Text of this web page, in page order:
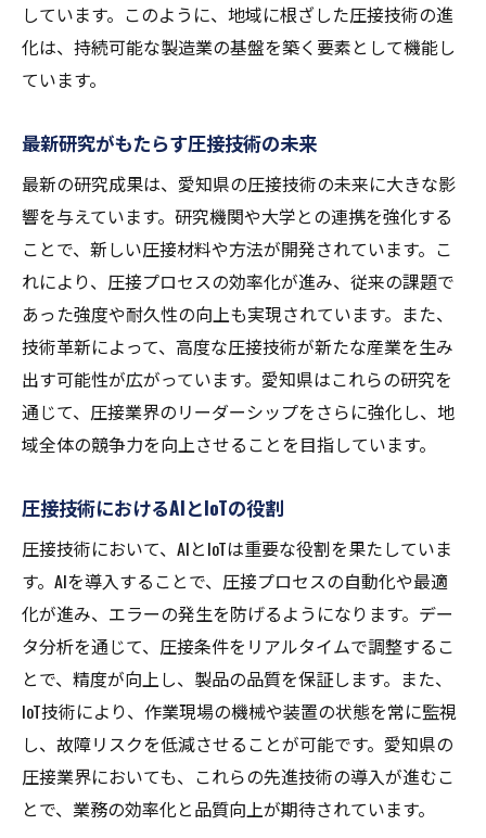
圧接技術の革新がもたらす地域産業の変化
次世代技術を取り入れた持続可能な圧接
持続可能な製造業を支える圧接の役割
圧接技術がもたらす愛知県経済への活性化効果
圧接技術による地域経済の発展可能性
産業競争力を高める圧接技術の役割
地域企業の成長を支える圧接技術
圧接を通じた新たなビジネスモデルの創出
愛知県における圧接技術の雇用創出効果
地域経済の持続的成長を促進する技術
アイズ継手技工が推進する圧接技術の次世代イ
次世代の圧接技術をリードするための戦略
革新的な技術開発の最前線
未来志向の圧接イノベーション
持続可能性を考慮した革新の追求
圧接技術の進化を牽引する研究開発
新技術によるプロセス改善とその影響
愛知県で求められる圧接技術の新しい可能性
地域社会が求める圧接技術の新展開
しています。このように、地域に根ざした圧接技術の進
化は、持続可能な製造業の基盤を築く要素として機能し
ています。
最新研究がもたらす圧接技術の未来
最新の研究成果は、愛知県の圧接技術の未来に大きな影
響を与えています。研究機関や大学との連携を強化する
ことで、新しい圧接材料や方法が開発されています。こ
れにより、圧接プロセスの効率化が進み、従来の課題で
あった強度や耐久性の向上も実現されています。また、
技術革新によって、高度な圧接技術が新たな産業を生み
出す可能性が広がっています。愛知県はこれらの研究を
通じて、圧接業界のリーダーシップをさらに強化し、地
域全体の競争力を向上させることを目指しています。
圧接技術におけるAIとIoTの役割
圧接技術において、AIとIoTは重要な役割を果たしていま
す。AIを導入することで、圧接プロセスの自動化や最適
化が進み、エラーの発生を防げるようになります。デー
タ分析を通じて、圧接条件をリアルタイムで調整するこ
とで、精度が向上し、製品の品質を保証します。また、
IoT技術により、作業現場の機械や装置の状態を常に監視
し、故障リスクを低減させることが可能です。愛知県の
圧接業界においても、これらの先進技術の導入が進むこ
とで、業務の効率化と品質向上が期待されています。